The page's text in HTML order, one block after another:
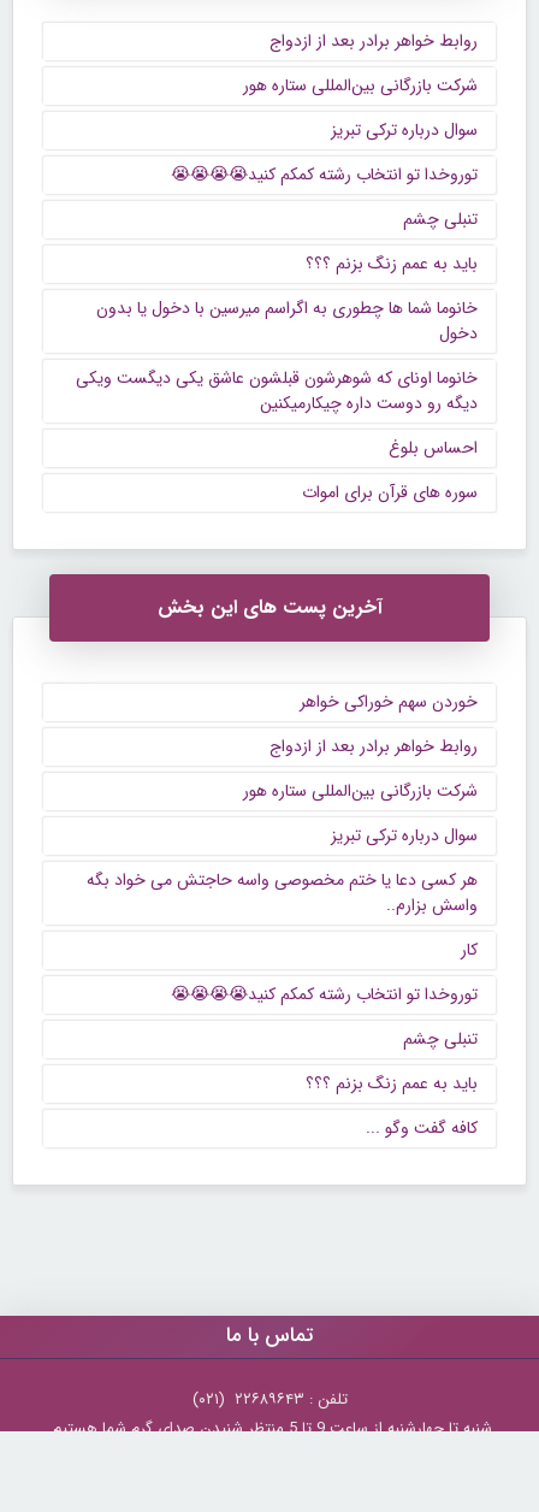
روابط خواهر برادر بعد از ازدواج
شرکت بازرگانی بین‌المللی ستاره هور
سوال درباره ترکی تبریز
توروخدا تو انتخاب رشته کمکم کنید😭😭😭😭
تنبلی چشم
باید به عمم زنگ بزنم ؟؟؟
خانوما شما ها چطوری به اگراسم میرسین با دخول یا بدون
دخول
خانوما اونای که شوهرشون قبلشون عاشق یکی دیگست ویکی
دیگه رو دوست داره چیکارمیکنین
احساس بلوغ
سوره های قرآن برای اموات
آخرین پست های این بخش
خوردن سهم خوراکی خواهر
روابط خواهر برادر بعد از ازدواج
شرکت بازرگانی بین‌المللی ستاره هور
سوال درباره ترکی تبریز
هر کسی دعا یا ختم مخصوصی واسه حاجتش می خواد بگه
واسش بزارم..
کار
توروخدا تو انتخاب رشته کمکم کنید😭😭😭😭
تنبلی چشم
باید به عمم زنگ بزنم ؟؟؟
كافه گفت وگو ...
تماس با ما
تلفن : ۲۲۶۸۹۶۴۳ (۰۲۱)
شنبه تا چهارشنبه از ساعت 9 تا 5 منتظر شنیدن صدای گرم شما هستیم.